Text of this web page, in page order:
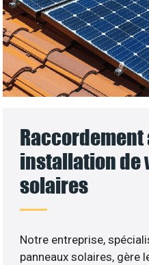
installation de
solaires
Notre entreprise,
panneaux solaires, gère